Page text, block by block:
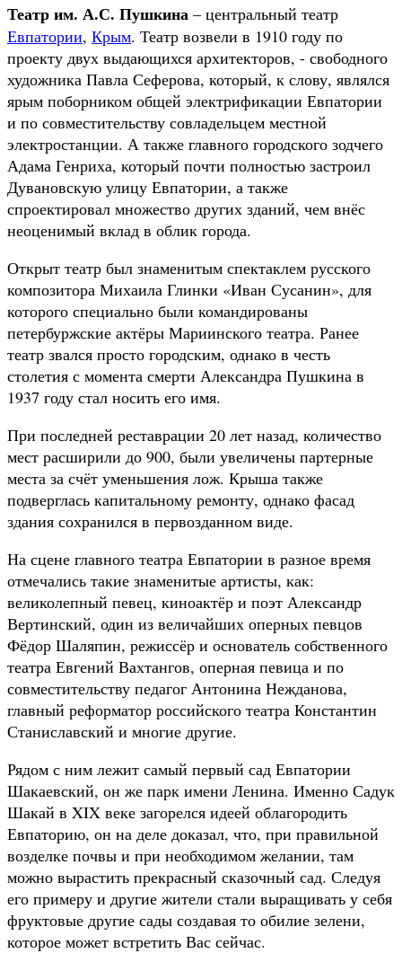
Театр им. А.С. Пушкина – центральный театр
Евпатории, Крым. Театр возвели в 1910 году по
проекту двух выдающихся архитекторов, - свободного
художника Павла Сеферова, который, к слову, являлся
ярым поборником общей электрификации Евпатории
и по совместительству совладельцем местной
электростанции. А также главного городского зодчего
Адама Генриха, который почти полностью застроил
Дувановскую улицу Евпатории, а также
спроектировал множество других зданий, чем внёс
неоценимый вклад в облик города.
Открыт театр был знаменитым спектаклем русского
композитора Михаила Глинки «Иван Сусанин», для
которого специально были командированы
петербуржские актёры Мариинского театра. Ранее
театр звался просто городским, однако в честь
столетия с момента смерти Александра Пушкина в
1937 году стал носить его имя.
При последней реставрации 20 лет назад, количество
мест расширили до 900, были увеличены партерные
места за счёт уменьшения лож. Крыша также
подверглась капитальному ремонту, однако фасад
здания сохранился в первозданном виде.
На сцене главного театра Евпатории в разное время
отмечались такие знаменитые артисты, как:
великолепный певец, киноактёр и поэт Александр
Вертинский, один из величайших оперных певцов
Фёдор Шаляпин, режиссёр и основатель собственного
театра Евгений Вахтангов, оперная певица и по
совместительству педагог Антонина Нежданова,
главный реформатор российского театра Константин
Станиславский и многие другие.
Рядом с ним лежит самый первый сад Евпатории
Шакаевский, он же парк имени Ленина. Именно Садук
Шакай в XIX веке загорелся идеей облагородить
Евпаторию, он на деле доказал, что, при правильной
возделке почвы и при необходимом желании, там
можно вырастить прекрасный сказочный сад. Следуя
его примеру и другие жители стали выращивать у себя
фруктовые другие сады создавая то обилие зелени,
которое может встретить Вас сейчас.